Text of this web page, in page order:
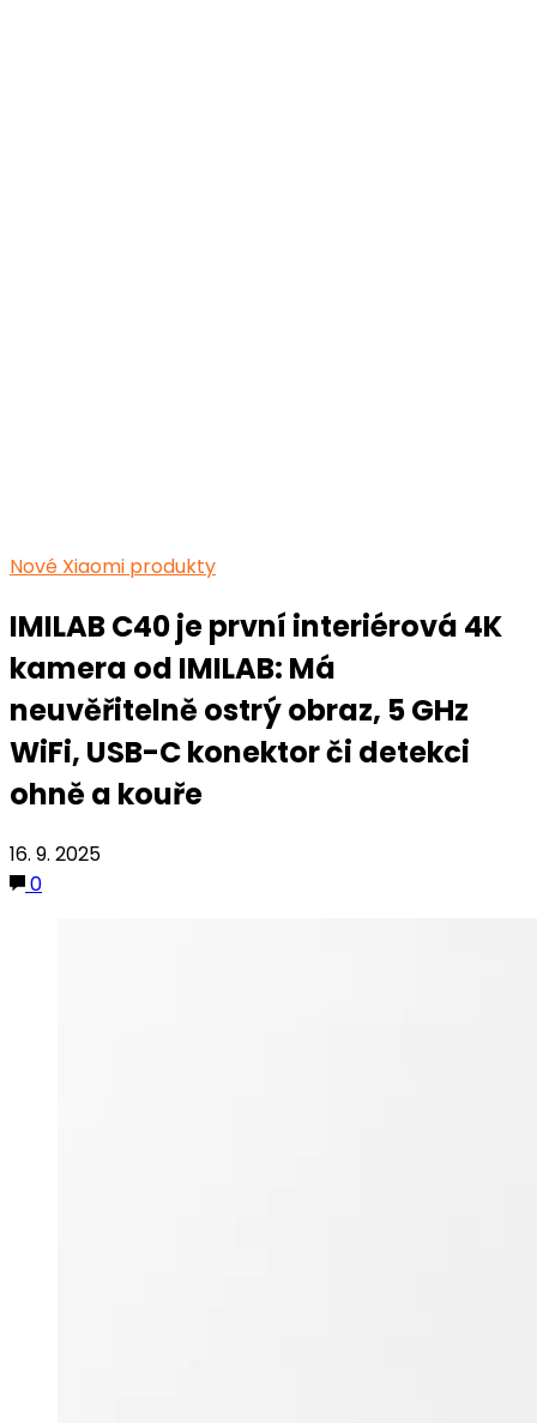
Nové Xiaomi produkty
IMILAB C40 je první interiérová 4K
kamera od IMILAB: Má
neuvěřitelně ostrý obraz, 5 GHz
WiFi, USB-C konektor či detekci
ohně a kouře
16. 9. 2025
0